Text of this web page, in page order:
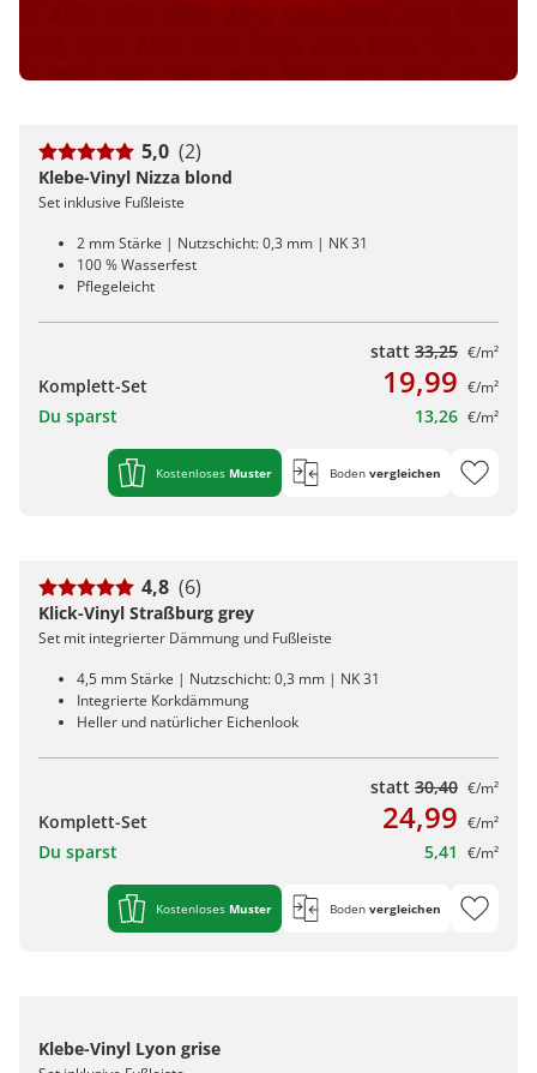
5,0 (2)
Klebe-Vinyl Nizza blond
Set inklusive Fußleiste
2 mm Stärke | Nutzschicht: 0,3 mm | NK 31
100 % Wasserfest
Pflegeleicht
statt 33,25 €/m²
Komplett-Set 19,99 €/m²
Du sparst 13,26 €/m²
Kostenloses Muster Boden vergleichen
4,8 (6)
Klick-Vinyl Straßburg grey
Set mit integrierter Dämmung und Fußleiste
4,5 mm Stärke | Nutzschicht: 0,3 mm | NK 31
Integrierte Korkdämmung
Heller und natürlicher Eichenlook
statt 30,40 €/m²
Komplett-Set 24,99 €/m²
Du sparst 5,41 €/m²
Kostenloses Muster Boden vergleichen
Klebe-Vinyl Lyon grise